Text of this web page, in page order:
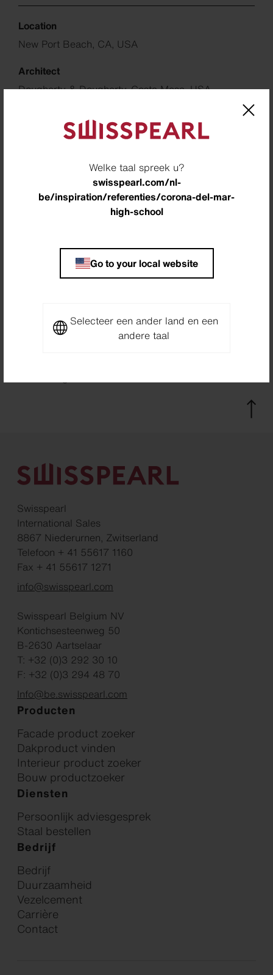
Welke taal spreek u?
swisspearl.com/nl-
be/inspiration/referenties/corona-del-mar-
high-school
Go to your local website
Selecteer een ander land en een
andere taal
Location
New Port Beach, CA, USA
Architect
Dougherty & Dougherty, Costa Mesa, USA
Newport-Mesa Unified School District, Costa Mesa,
Cal Pac Sheet Metal Inc., Santa Ana, USA
Downloads
School
Swisspearl
International Sales
8867 Niederurnen, Zwitserland
Telefoon + 41 55617 1160
Fax + 41 55617 1271
info@swisspearl.com
Swisspearl Belgium NV
Kontichsesteenweg 50
B-2630 Aartselaar
T: +32 (0)3 292 30 10
F: +32 (0)3 294 48 70
Info@be.swisspearl.com
Producten
Facade product zoeker
Dakproduct vinden
Interieur product zoeker
Bouw productzoeker
Diensten
Persoonlijk adviesgesprek
Staal bestellen
Bedrijf
Bedrijf
Duurzaamheid
Vezelcement
Carrière
Contact